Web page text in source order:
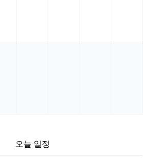
오늘 일정